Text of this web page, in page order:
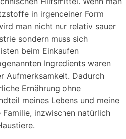
in irgendeiner Form
man nicht nur relativ sauer
sondern muss sich
beim Einkaufen
Ingredients waren
Aufmerksamkeit. Dadurch
Ernährung ohne
meines Lebens und meine
inzwischen natürlich